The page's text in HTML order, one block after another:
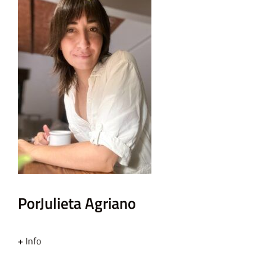
PorJulieta Agriano
+ Info